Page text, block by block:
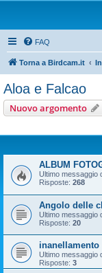
FAQ
Torna a Birdcam.it
Aloa e Falcao
Nuovo argomento
ALBUM
Ultimo messaggio
Risposte: 268
Angolo delle
Ultimo messaggio
Risposte: 20
inanellamento
Ultimo messaggio
Risposte: 3